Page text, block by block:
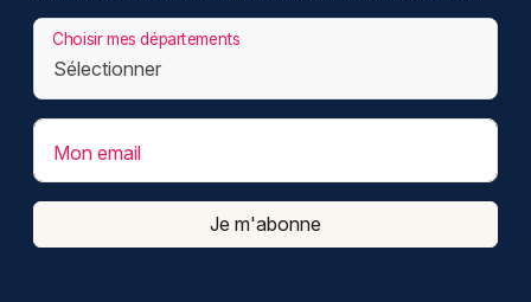
Choisir mes départements
Mon email
Je m'abonne